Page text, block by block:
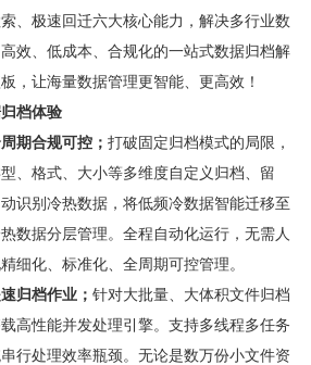
、极速回迁六大核心能力，解决多行业数
效、低成本、合规化的一站式数据归档解
，让海量数据管理更智能、更高效！
档体验
期合规可控； 打破固定归档模式的局限，
、格式、大小等多维度自定义归档、留
识别冷热数据，将低频冷数据智能迁移至
数据分层管理。全程自动化运行，无需人
细化、标准化、全周期可控管理。
归档作业； 针对大批量、大体积文件归档
高性能并发处理引擎。支持多线程多任务
行处理效率瓶颈。无论是数万份小文件资